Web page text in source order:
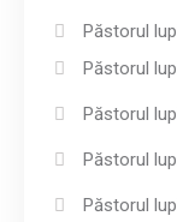
Păstorul
Păstorul
Păstorul
Păstorul
Păstorul